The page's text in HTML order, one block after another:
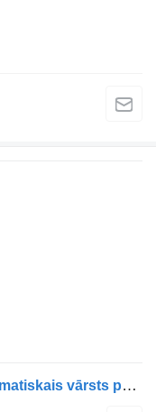
Haldex NACZEPY 355094001 pneimatiskais vārsts paredzēts Mercedes-Benz ATEGO vilcēja